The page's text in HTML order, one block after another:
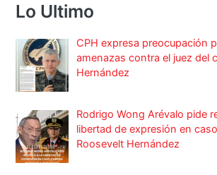
Lo Ultimo
CPH expresa preocupación
amenazas contra el juez del
Hernández
Rodrigo Wong Arévalo pide
libertad de expresión en
Roosevelt Hernández